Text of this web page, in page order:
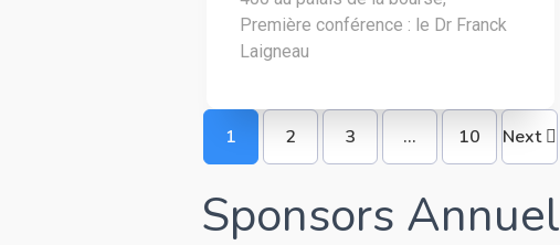
Première conférence : le Dr Franck
Laigneau
1 2 3 … 10 Next
Sponsors Annuel